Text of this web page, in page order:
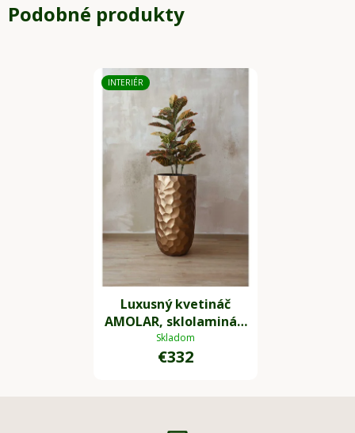
Podobné produkty
INTERIÉR
Luxusný kvetináč
AMOLAR, sklolaminát,
horný priemer 41 cm x
výška 75 cm, bronzový
Skladom
€332